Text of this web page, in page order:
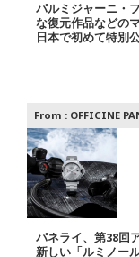
パルミジャーニ・
な復元作品などの
日本で初めて特別
From : OFFICINE
パネライ、第38回
新しい「ルミノー